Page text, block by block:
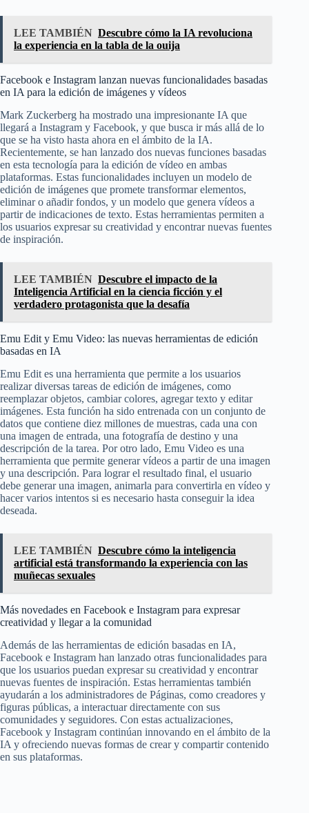
LEE TAMBIÉN Descubre cómo la IA revoluciona
la experiencia en la tabla de la ouija
Facebook e Instagram lanzan nuevas funcionalidades basadas
en IA para la edición de imágenes y vídeos
Mark Zuckerberg ha mostrado una impresionante IA que
llegará a Instagram y Facebook, y que busca ir más allá de lo
que se ha visto hasta ahora en el ámbito de la IA.
Recientemente, se han lanzado dos nuevas funciones basadas
en esta tecnología para la edición de vídeo en ambas
plataformas. Estas funcionalidades incluyen un modelo de
edición de imágenes que promete transformar elementos,
eliminar o añadir fondos, y un modelo que genera vídeos a
partir de indicaciones de texto. Estas herramientas permiten a
los usuarios expresar su creatividad y encontrar nuevas fuentes
de inspiración.
LEE TAMBIÉN Descubre el impacto de la
Inteligencia Artificial en la ciencia ficción y el
verdadero protagonista que la desafía
Emu Edit y Emu Video: las nuevas herramientas de edición
basadas en IA
Emu Edit es una herramienta que permite a los usuarios
realizar diversas tareas de edición de imágenes, como
reemplazar objetos, cambiar colores, agregar texto y editar
imágenes. Esta función ha sido entrenada con un conjunto de
datos que contiene diez millones de muestras, cada una con
una imagen de entrada, una fotografía de destino y una
descripción de la tarea. Por otro lado, Emu Video es una
herramienta que permite generar vídeos a partir de una imagen
y una descripción. Para lograr el resultado final, el usuario
debe generar una imagen, animarla para convertirla en vídeo y
hacer varios intentos si es necesario hasta conseguir la idea
deseada.
LEE TAMBIÉN Descubre cómo la inteligencia
artificial está transformando la experiencia con las
muñecas sexuales
Más novedades en Facebook e Instagram para expresar
creatividad y llegar a la comunidad
Además de las herramientas de edición basadas en IA,
Facebook e Instagram han lanzado otras funcionalidades para
que los usuarios puedan expresar su creatividad y encontrar
nuevas fuentes de inspiración. Estas herramientas también
ayudarán a los administradores de Páginas, como creadores y
figuras públicas, a interactuar directamente con sus
comunidades y seguidores. Con estas actualizaciones,
Facebook y Instagram continúan innovando en el ámbito de la
IA y ofreciendo nuevas formas de crear y compartir contenido
en sus plataformas.